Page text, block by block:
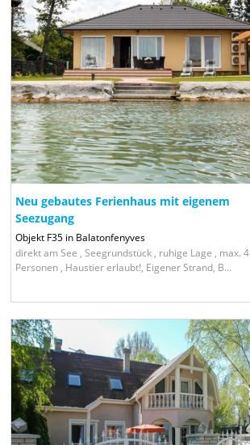
Neu gebautes Ferienhaus mit eigenem
Seezugang
Objekt F35 in Balatonfenyves
direkt am See , Seegrundstück , ruhige Lage , max. 4
Personen , Haustier erlaubt!, Eigener Strand, B...